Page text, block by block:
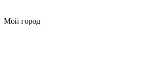
Мой город